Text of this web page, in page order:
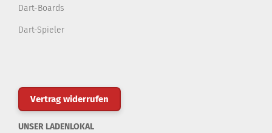
Dart-Boards
Dart-Spieler
Vertrag widerrufen
UNSER LADENLOKAL